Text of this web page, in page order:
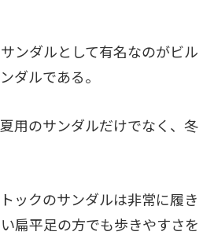
ンダルとして有名なのがビル
ダルである。
用のサンダルだけでなく、冬
ックのサンダルは非常に履き
扁平足の方でも歩きやすさを